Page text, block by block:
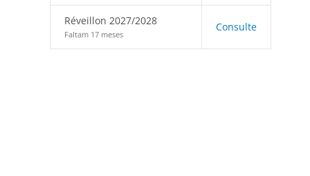
Réveillon 2027/2028
Faltam 17 meses
Consulte